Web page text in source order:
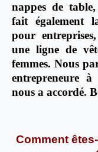
nappes de
fait également
pour
une ligne de
femmes. Nous
entrepreneure
nous a accordé.
Comment